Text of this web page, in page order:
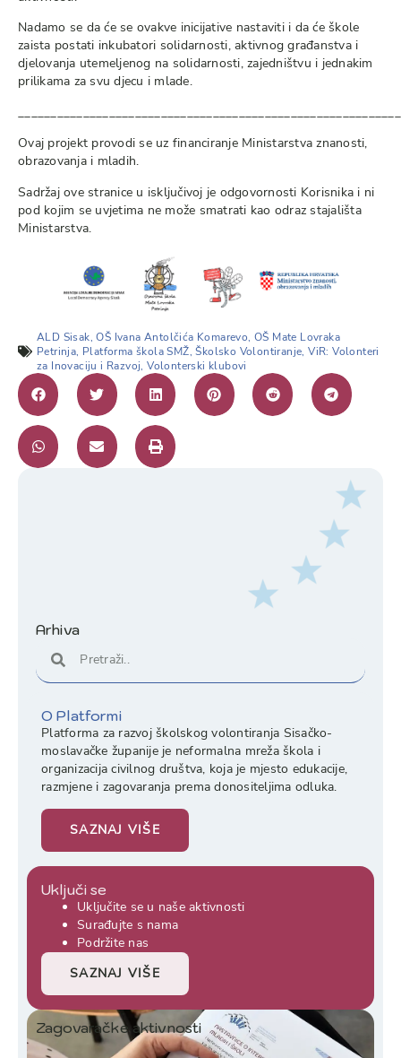
Nadamo se da će se ovakve inicijative nastaviti i da će škole
zaista postati inkubatori solidarnosti, aktivnog građanstva i
djelovanja utemeljenog na solidarnosti, zajedništvu i jednakim
prilikama za svu djecu i mlade.
Ovaj projekt provodi se uz financiranje Ministarstva znanosti,
obrazovanja i mladih.
Sadržaj ove stranice u isključivoj je odgovornosti Korisnika i ni
pod kojim se uvjetima ne može smatrati kao odraz stajališta
Ministarstva.
ALD Sisak,OŠ Ivana Antolčića Komarevo,OŠ Mate Lovraka
Petrinja, Platforma škola SMŽ,Školsko Volontiranje,ViR: Volonteri
za Inovaciju i Razvoj,Volonterski klubovi
Arhiva
O Platformi
Platforma za razvoj školskog volontiranja Sisačko-
moslavačke županije je neformalna mreža škola i
organizacija civilnog društva, koja je mjesto edukacije,
razmjene i zagovaranja prema donositeljima odluka.
SAZNAJ VIŠE
Uključi se
Uključite se u naše aktivnosti
Surađujte s nama
Podržite nas
SAZNAJ VIŠE
Zagovaračke aktivnosti